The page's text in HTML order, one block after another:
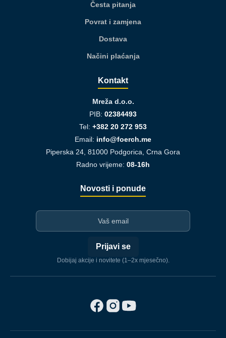
Česta pitanja
Povrat i zamjena
Dostava
Načini plaćanja
Kontakt
Mreža d.o.o.
PIB: 02384493
Tel: +382 20 272 953
Email: info@foerch.me
Piperska 24, 81000 Podgorica, Crna Gora
Radno vrijeme: 08-16h
Novosti i ponude
Prijavi se
Dobijaj akcije i novitete (1–2x mjesečno).